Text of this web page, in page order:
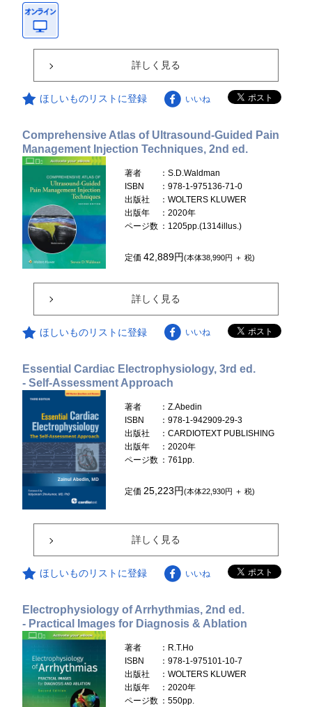
詳しく見る
ほしいものリストに登録 いいね
Comprehensive Atlas of Ultrasound-Guided Pain
Management Injection Techniques, 2nd ed.
著者
：S.D.Waldman
ISBN
：978-1-975136-71-0
出版社
：WOLTERS KLUWER
出版年
：2020年
ページ数 ：1205pp.(1314illus.)
定価42,889円(本体38,990円 ＋ 税)
詳しく見る
ほしいものリストに登録 いいね
Essential Cardiac Electrophysiology, 3rd ed.
- Self-Assessment Approach
著者
：Z.Abedin
ISBN
：978-1-942909-29-3
出版社
：CARDIOTEXT PUBLISHING
出版年
：2020年
ページ数 ：761pp.
定価 25,223円(本体22,930円 ＋ 税)
詳しく見る
ほしいものリストに登録 いいね
Electrophysiology of Arrhythmias, 2nd ed.
- Practical Images for Diagnosis & Ablation
著者
：R.T.Ho
ISBN
：978-1-975101-10-7
出版社
：WOLTERS KLUWER
出版年
：2020年
ページ数 ：550pp.